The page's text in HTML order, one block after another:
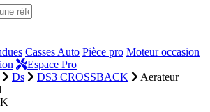
Casses Auto Pièce pro Moteur occasion
Espace Pro
Ds DS3 CROSSBACK
Aerateur